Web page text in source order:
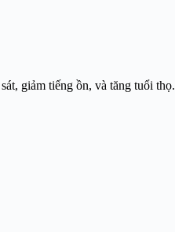
giảm tiếng ồn, và tăng tuổi thọ.